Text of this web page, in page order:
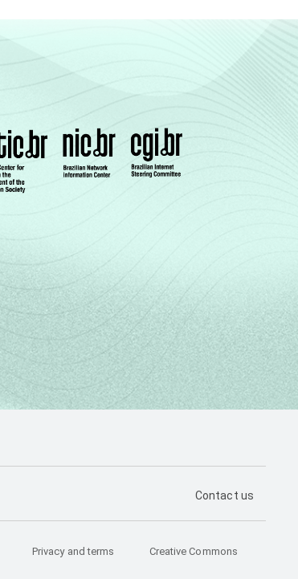
PÁGINA DE
Contact us
Privacy and terms Creative Commons